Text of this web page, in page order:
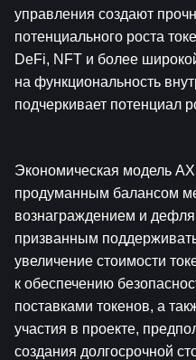
управления создают
потенциального роста
DeFi, NFT и более
на функциональность
подчеркивает потенциал
Экономическая модель
продуманным балансом
вознаграждением и
призванным
увеличение стоимости
к обеспечению
поставками токенов, а
участия в проекте,
создания долгосрочной